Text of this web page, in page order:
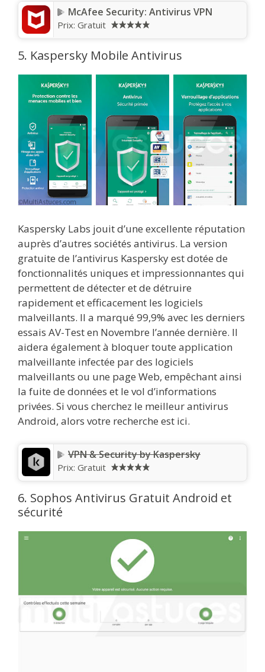
McAfee Security: Antivirus VPN
Prix: Gratuit
5. Kaspersky Mobile Antivirus
Kaspersky Labs jouit d’une excellente réputation
auprès d’autres sociétés antivirus. La version
gratuite de l’antivirus Kaspersky est dotée de
fonctionnalités uniques et impressionnantes qui
permettent de détecter et de détruire
rapidement et efficacement les logiciels
malveillants. Il a marqué 99,9% avec les derniers
essais AV-Test en Novembre l’année dernière. Il
aidera également à bloquer toute application
malveillante infectée par des logiciels
malveillants ou une page Web, empêchant ainsi
la fuite de données et le vol d’informations
privées. Si vous cherchez le meilleur antivirus
Android, alors votre recherche est ici.
VPN & Security by Kaspersky
Prix: Gratuit
6. Sophos Antivirus Gratuit Android et
sécurité